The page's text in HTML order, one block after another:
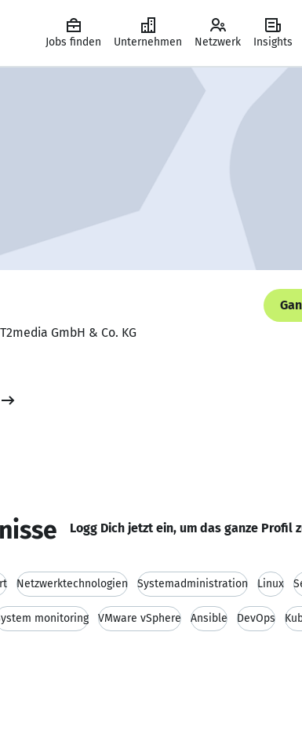
Jobs finden Unternehmen Netzwerk Insights
GmbH & Co. KG
Logg Dich jetzt ein, um das ganze Profil
Netzwerktechnologien Systemadministration Linux
monitoring VMware vSphere Ansible DevOps